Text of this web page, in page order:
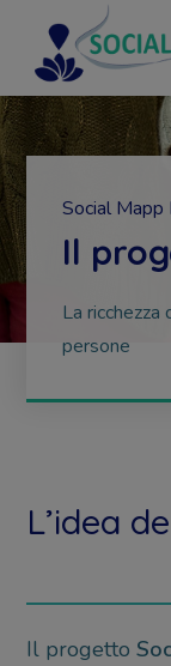
Social Mapp
Il
La
persone
L’idea
Il progetto